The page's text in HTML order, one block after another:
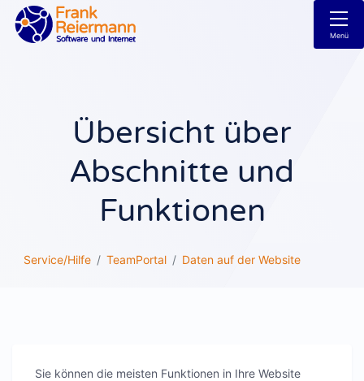
Menü
Übersicht über
Abschnitte und
Funktionen
Service/Hilfe TeamPortal Daten auf der Website
Sie können die meisten Funktionen in Ihre Website